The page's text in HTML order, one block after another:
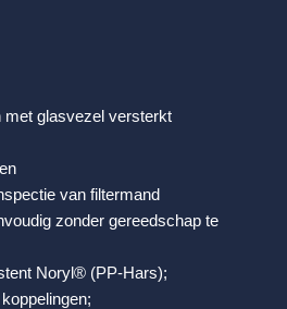
glasvezel versterkt
van filtermand
zonder gereedschap te
Noryl® (PP-Hars);